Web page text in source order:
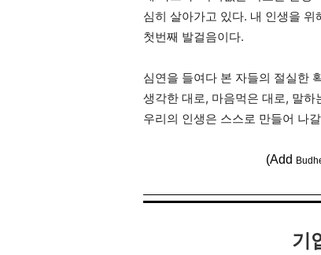
심히 살아가고 있다. 내 인생을
첫번째 발걸음이다.
심연을 들여다 본 자들의 절실한
생각한 대로, 마음먹은 대로, 말하
우리의 인생은 스스로 만들어 나
(Add
기